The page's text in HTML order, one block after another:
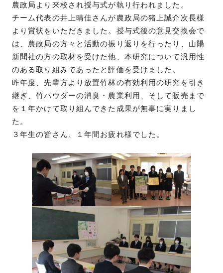
農政局より来校され授与式が執り行われました。
チーム代表の井上晴佳さんが農政局の猪上誠介次長様
より賞状をいただきました。授与式後の意見交換会で
は、農政局の方々と活動の振り返りを行ったり、山陽
新聞社の方の取材を受けた他、本研究について汎用性
のある取り組みであったと評価を受けました。
昨年度、先輩方より放置竹林の有効利用の研究を引き
継ぎ、竹パウダーの消臭・農業利用、そして販売まで
を１年かけて取り組んできた成果が無事に実りまし
た。
３年生の皆さん、１年間お疲れ様でした。